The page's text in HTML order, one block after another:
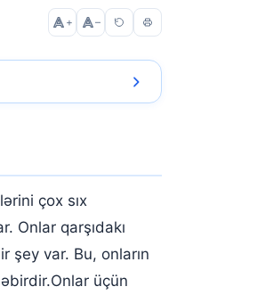
+ –
çox sıx
Onlar qarşıdakı
şey var. Bu, onların
üçün